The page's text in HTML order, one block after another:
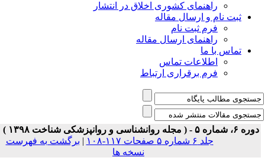
راهنمای کشوری اخلاق در انتشار
ثبت نام و ارسال مقاله
فرم ثبت نام
راهنمای ارسال مقاله
تماس با ما
اطلاعات تماس
فرم برقراری ارتباط
شماره ۵ - ( مجله روانشناسی و روانپزشکی شناخت ۱۳۹۸ )
جلد ۶ شماره ۵ صفحات ۱۱۷-۱۰۸
| برگشت به فهرست
نسخه ها